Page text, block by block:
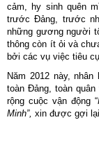
cảm, hy sinh quên
trước Đảng, trước
những gương người
thông còn ít ỏi và
bởi các vụ việc tiêu
Năm 2012 này,
toàn Đảng, toàn
rộng cuộc vận động “
Minh”, xin được gợi